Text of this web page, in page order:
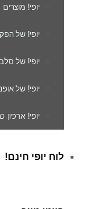
יופי!
יופי! של
יופי! של
יופי! של
יופי! ארכיון
לוח יופי חינם!